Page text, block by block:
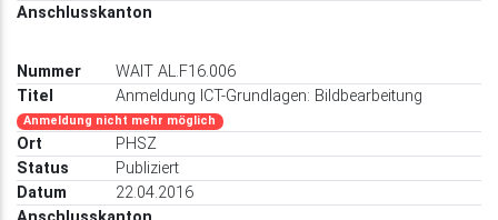
WAIT AL.F16.006
Anmeldung ICT-Grundlagen: Bildbearbeitung
Anmeldung nicht mehr möglich
PHSZ
Publiziert
22.04.2016